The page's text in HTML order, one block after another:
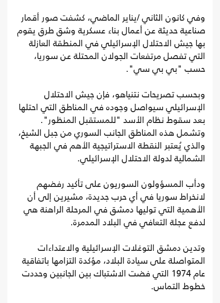
وفي كانون الثاني /يناير الماضي، كشفت صور أقمار
صناعية حديثة عن أعمال بناء عسكرية وشق طرق يقوم
بها جيش الاحتلال الإسرائيلي في المنطقة العازلة
التي تفصل مرتفعات الجولان المحتلة عن سوريا،
حسب "بي بي سي".
وبحسب تصريحات نتنياهو، فإن جيش الاحتلال
الإسرائيلي سيواصل وجوده في المناطق التي احتلها
بعد سقوط نظام الأسد "للمستقبل المنظور".
وتشمل هذه المناطق الجانب السوري من جبل الشيخ،
والذي يُعتبر النقطة الاستراتيجية الأهم في الجبهة
الشمالية لدولة الاحتلال الإسرائيلي.
ودأب المسؤولون السوريون على تأكيد رفضهم
لانخراط سوريا في أي حرب جديدة، مشيرين إلى أن
الأهمية التي توليها دمشق في المرحلة الراهنة هي
لدفع عجلة التعافي في البلاد المدمرة.
وتدين دمشق التوغلات الإسرائيلية والاعتداءات
المتواصلة على سيادة البلاد، مؤكدة التزامها باتفاقية
عام 1974 التي فضت الاشتباك بين الجانبين وحددت
خطوط التماس.